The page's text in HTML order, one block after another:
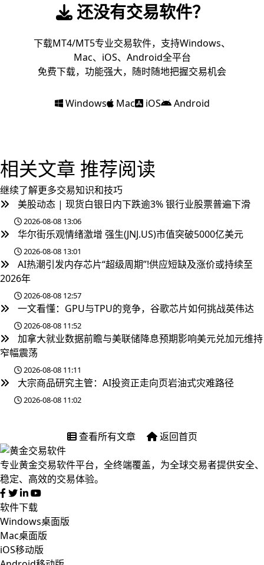
还没有交易软件？
下载MT4/MT5专业交易软件，支持Windows、
Mac、iOS、Android全平台
免费下载，功能强大，随时随地把握交易机会
Windows Mac iOS Android
相关文章 推荐阅读
继续了解更多交易知识和技巧
美股动态 | 现货白银日内下跌逾3% 银行业股票普遍下滑
2026-08-08 13:06
华尔街乐观情绪激增 强生(JNJ.US)市值突破5000亿美元
2026-08-08 13:01
AI热潮引发内存芯片“超级周期”!供应短缺及涨价或持续至
2026年
2026-08-08 12:57
一文看懂：GPU与TPU的竞争，谷歌芯片如何挑战英伟达
2026-08-08 11:52
加拿大就业数据前瞻与美联储降息预期影响美元兑加元维持
窄幅震荡
2026-08-08 11:11
大宗商品研究主管：AI投资正走向页岩油式灾难路径
2026-08-08 11:02
查看所有文章 返回首页
专业黄金交易软件平台，全终端覆盖，为全球交易者提供安全、
稳定、高效的交易体验。
软件下载
Windows桌面版
Mac桌面版
iOS移动版